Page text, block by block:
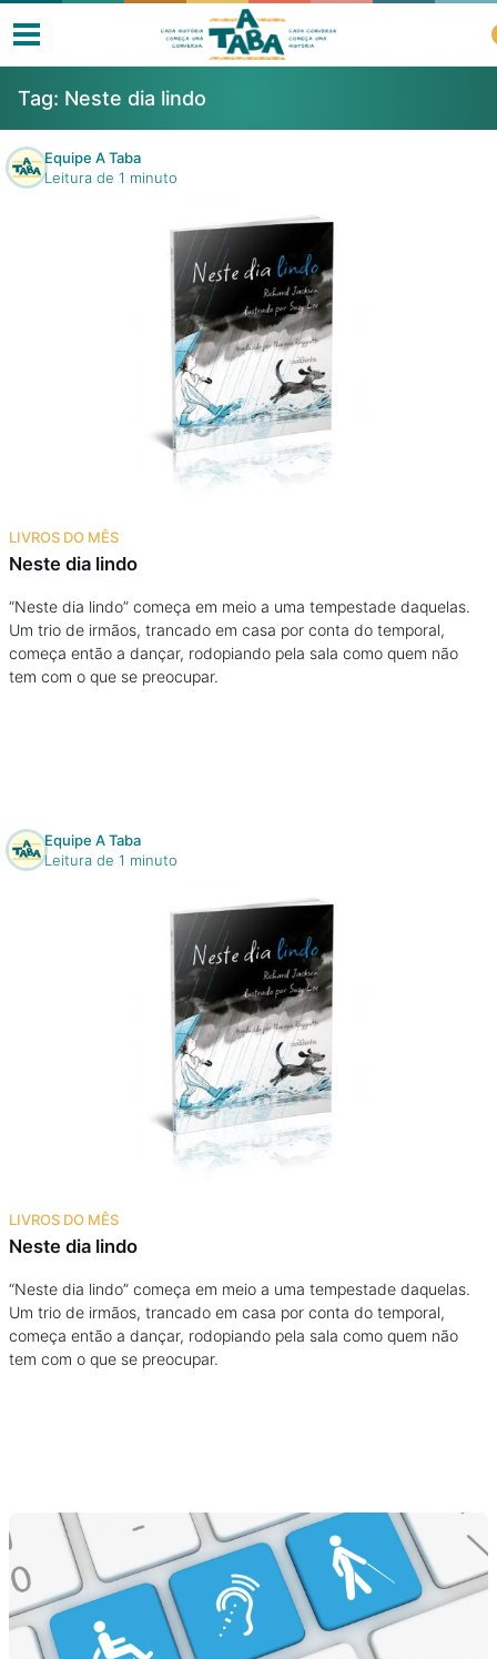
Livros
Na família
Colunas
Tag: Neste dia lindo
Equipe A Taba
Leitura de 1 minuto
LIVROS DO MÊS
Neste dia lindo
“Neste dia lindo” começa em meio a uma tempestade daquelas.
Um trio de irmãos, trancado em casa por conta do temporal,
começa então a dançar, rodopiando pela sala como quem não
tem com o que se preocupar.
Equipe A Taba
Leitura de 1 minuto
LIVROS DO MÊS
Neste dia lindo
“Neste dia lindo” começa em meio a uma tempestade daquelas.
Um trio de irmãos, trancado em casa por conta do temporal,
começa então a dançar, rodopiando pela sala como quem não
tem com o que se preocupar.